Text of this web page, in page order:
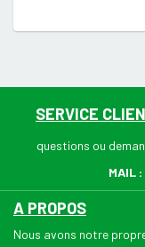
SERVICE
questions ou
MAIL :
A PROPOS
Nous avons notre